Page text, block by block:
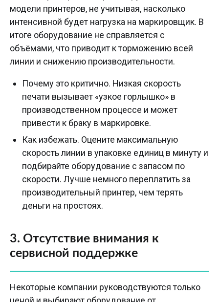
модели принтеров, не учитывая, насколько
интенсивной будет нагрузка на маркировщик. В
итоге оборудование не справляется с
объёмами, что приводит к торможению всей
линии и снижению производительности.
Почему это критично. Низкая скорость
печати вызывает «узкое горлышко» в
производственном процессе и может
привести к браку в маркировке.
Как избежать. Оцените максимальную
скорость линии в упаковке единиц в минуту и
подбирайте оборудование с запасом по
скорости. Лучше немного переплатить за
производительный принтер, чем терять
деньги на простоях.
3. Отсутствие внимания к
сервисной поддержке
Некоторые компании руководствуются только